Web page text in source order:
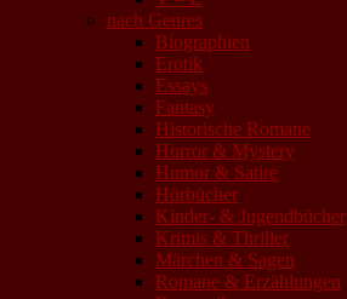
nach Genres
Biographien
Erotik
Essays
Fantasy
Historische Romane
Horror & Mystery
Humor & Satire
Hörbücher
Kinder- & Jugendbücher
Krimis & Thriller
Märchen & Sagen
Romane & Erzählungen